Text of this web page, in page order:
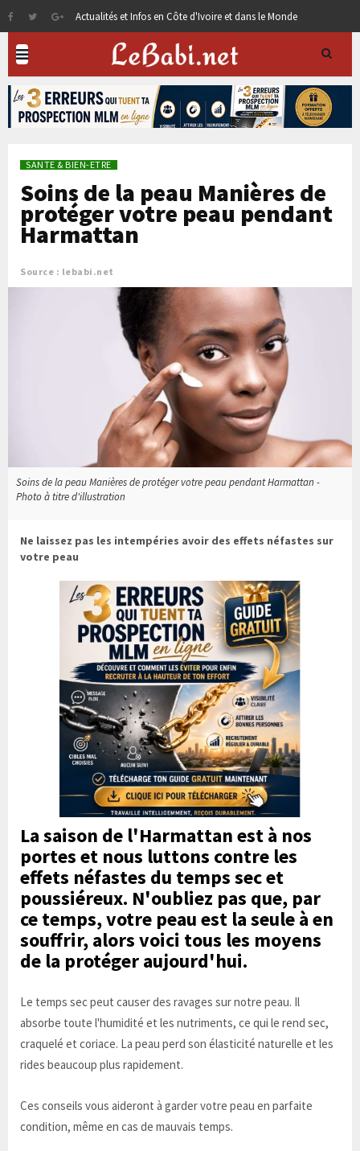
Actualités et Infos en Côte d'Ivoire et dans le Monde
SANTE & BIEN-ETRE
Soins de la peau Manières de
protéger votre peau pendant
Harmattan
Source : lebabi.net
Soins de la peau Manières de protéger votre peau pendant Harmattan -
Photo à titre d'illustration
Ne laissez pas les intempéries avoir des effets néfastes sur
votre peau
La saison de l'Harmattan est à nos
portes et nous luttons contre les
effets néfastes du temps sec et
poussiéreux. N'oubliez pas que, par
ce temps, votre peau est la seule à en
souffrir, alors voici tous les moyens
de la protéger aujourd'hui.
Le temps sec peut causer des ravages sur notre peau. Il
absorbe toute l'humidité et les nutriments, ce qui le rend sec,
craquelé et coriace. La peau perd son élasticité naturelle et les
rides beaucoup plus rapidement.
Ces conseils vous aideront à garder votre peau en parfaite
condition, même en cas de mauvais temps.